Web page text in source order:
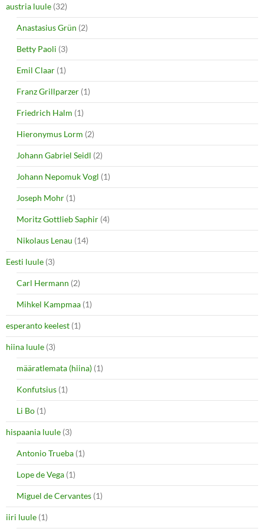
o
)
d
w
)
austria luule (32)
Anastasius Grün (2)
Betty Paoli (3)
Emil Claar (1)
Franz Grillparzer (1)
Friedrich Halm (1)
Hieronymus Lorm (2)
Johann Gabriel Seidl (2)
Johann Nepomuk Vogl (1)
Joseph Mohr (1)
Moritz Gottlieb Saphir (4)
Nikolaus Lenau (14)
Eesti luule (3)
Carl Hermann (2)
Mihkel Kampmaa (1)
esperanto keelest (1)
hiina luule (3)
määratlemata (hiina) (1)
Konfutsius (1)
Li Bo (1)
hispaania luule (3)
Antonio Trueba (1)
Lope de Vega (1)
Miguel de Cervantes (1)
iiri luule (1)